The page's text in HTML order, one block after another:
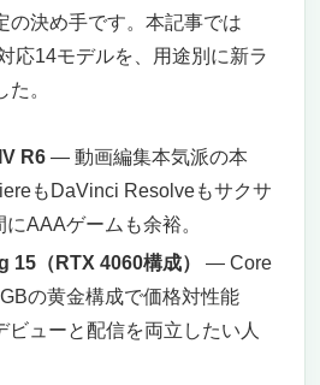
ンキング
DAIV R6 ゲーミング＆クリエ
：動画編集とゲームを快適に
ドマシン（クリエイター頂点）
ディスプレイで正確な色表
の映像
と拡張性
証とサポート体制
編集、3DCAD、ゲーミングに
フォーマンスPC
15 ゲーミングノートPC
の決め手です。本記事では
応14モデルを、用途別に新ラ
。
R6 ― 動画編集本気派の本
もDaVinci Resolveもサクサ
AAAゲームも余裕。
15（RTX 4060構成）
― Core
の黄金構成で価格対性能
ビューと配信を両立したい人